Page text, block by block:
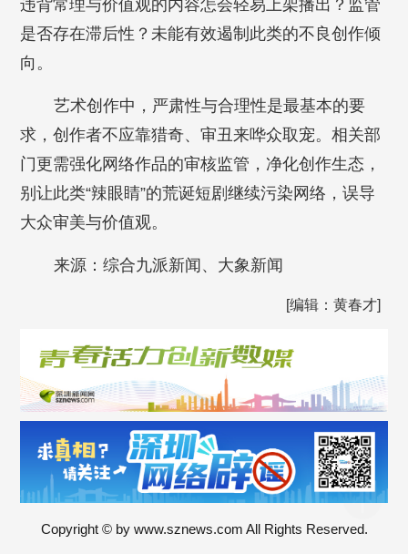
违背常理与价值观的内容怎会轻易上架播出？监管
是否存在滞后性？未能有效遏制此类的不良创作倾
向。
艺术创作中，严肃性与合理性是最基本的要
求，创作者不应靠猎奇、审丑来哗众取宠。相关部
门更需强化网络作品的审核监管，净化创作生态，
别让此类“辣眼睛”的荒诞短剧继续污染网络，误导
大众审美与价值观。
来源：综合九派新闻、大象新闻
[编辑：黄春才]
Copyright © by www.sznews.com All Rights Reserved.